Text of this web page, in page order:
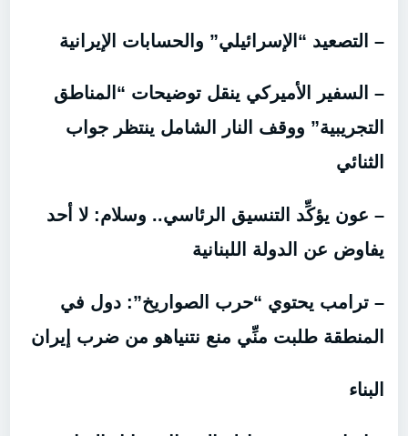
– التصعيد “الإسرائيلي” والحسابات الإيرانية
– السفير الأميركي ينقل توضيحات “المناطق
التجريبية” ووقف النار الشامل ينتظر جواب
الثنائي
– عون يؤكِّد التنسيق الرئاسي.. وسلام: لا أحد
يفاوض عن الدولة اللبنانية
– ترامب يحتوي “حرب الصواريخ”: دول في
المنطقة طلبت منِّي منع نتنياهو من ضرب إيران
البناء